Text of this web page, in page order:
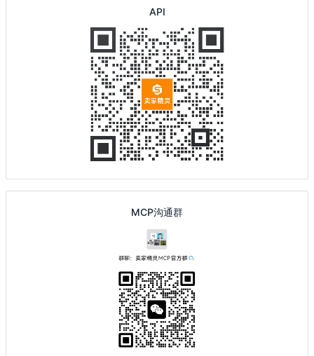
API
MCP沟通群